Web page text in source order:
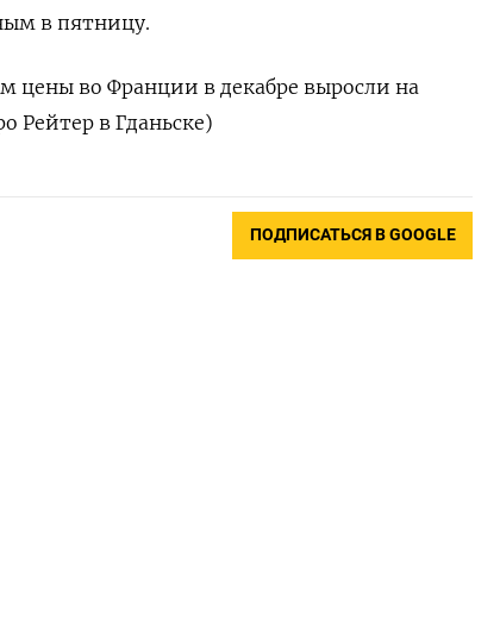
в пятницу.
во Франции в декабре выросли на
Рейтер в Гданьске)
ПОДПИСАТЬСЯ В GOOGLE